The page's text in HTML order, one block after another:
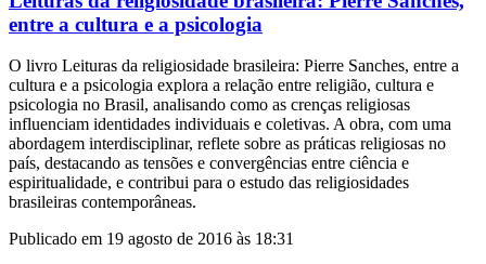
entre a cultura e a psicologia
O livro Leituras da religiosidade brasileira: Pierre Sanches, entre a
cultura e a psicologia explora a relação entre religião, cultura e
psicologia no Brasil, analisando como as crenças religiosas
influenciam identidades individuais e coletivas. A obra, com uma
abordagem interdisciplinar, reflete sobre as práticas religiosas no
país, destacando as tensões e convergências entre ciência e
espiritualidade, e contribui para o estudo das religiosidades
brasileiras contemporâneas.
Publicado em 19 agosto de 2016 às 18:31